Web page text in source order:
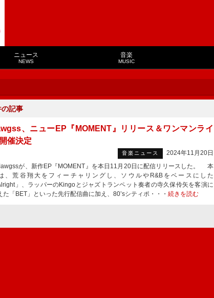
ニュース
NEWS
音楽
MUSIC
の記事
、ニューEP『MOMENT』リリース＆ワンマンライ
催決定
音楽ニュース
2024年11月20日
が、新作EP『MOMENT』を本日11月20日に配信リリースした。 本
、荒谷翔大をフィーチャリングし、ソウルやR&Bをベースにした
」、ラッパーのKingoとジャズトランペット奏者の寺久保伶矢を客演に
た「BET」といった先行配信曲に加え、80’sシティポ・・・ 続きを読む